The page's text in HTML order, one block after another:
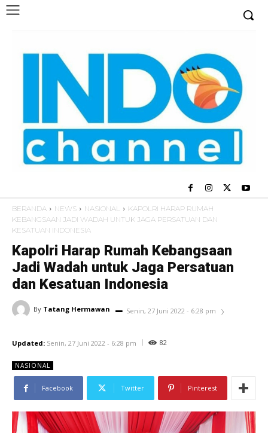
BERANDA NEWS NASIONAL
KAPOLRI HARAP RUMAH
KEBANGSAAN JADI WADAH UNTUK JAGA PERSATUAN DAN
KESATUAN INDONESIA
Kapolri Harap Rumah Kebangsaan
Jadi Wadah untuk Jaga Persatuan
dan Kesatuan Indonesia
By Tatang Hermawan Senin, 27 Juni 2022 - 6:28 pm
Updated: Senin, 27 Juni 2022 - 6:28 pm 82
NASIONAL
Facebook Twitter Pinterest